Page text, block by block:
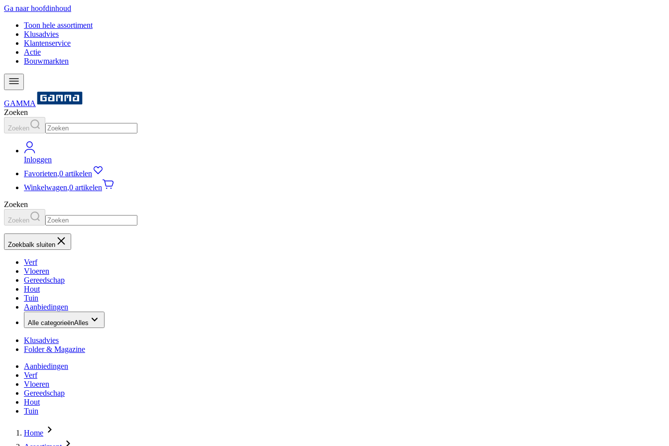
Ga naar hoofdinhoud
Toon hele assortiment
Klusadvies
Klantenservice
Actie
Bouwmarkten
GAMMA
Zoeken
Zoeken
Inloggen
Favorieten,0 artikelen
Winkelwagen,0 artikelen
Zoeken
Zoeken
Zoekbalk sluiten
Verf
Vloeren
Gereedschap
Hout
Tuin
Aanbiedingen
Alle categorieënAlles
Klusadvies
Folder & Magazine
Aanbiedingen
Verf
Vloeren
Gereedschap
Hout
Tuin
Home